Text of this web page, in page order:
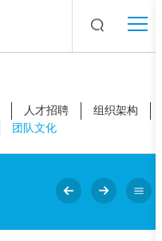
人才招聘
组织架构
团队文化